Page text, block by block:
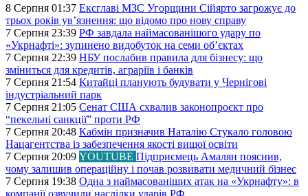
8 Серпня 01:37 Ексглаві МЗС Угорщини Сійярто загрожує до
трьох років ув’язнення: що відомо про нову справу
7 Серпня 23:39 РФ завдала наймасованішого удару по
«Укрнафті»: зупинено видобуток на семи об’єктах
7 Серпня 22:39 НБУ послабив правила для бізнесу: що
зміниться для кредитів, аграріїв і банків
7 Серпня 21:54 Китайці планують будувати у Чернігові
індустріальний парк
7 Серпня 21:05 Сенат США схвалив законопроєкт про
“пекельні санкції” проти РФ
7 Серпня 20:48 Кабмін призначив Наталію Стукало головою
Нацагентства із забезпечення якості вищої освіти
7 Серпня 20:09 YOUTUBE Підприємець Амалян пояснив,
чому залишив операційну і почав розвивати медичний бізнес
7 Серпня 19:38 Одна з наймасованіших атак на «Укрнафту»: в